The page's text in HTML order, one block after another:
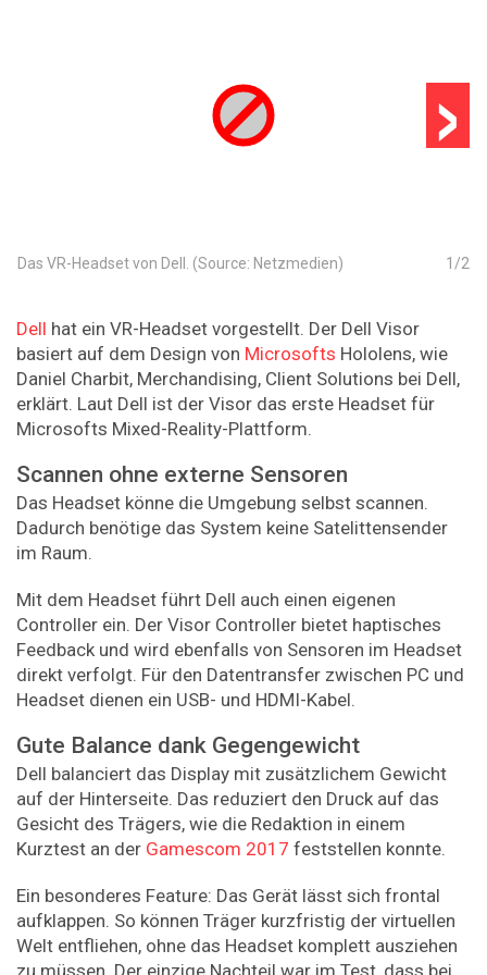
›
1 /2
Das VR-Headset von Dell. (Source: Netzmedien)
Dell hat ein VR-Headset vorgestellt. Der Dell Visor
basiert auf dem Design von Microsofts Hololens, wie
Daniel Charbit, Merchandising, Client Solutions bei Dell,
erklärt. Laut Dell ist der Visor das erste Headset für
Microsofts Mixed-Reality-Plattform.
Scannen ohne externe Sensoren
Das Headset könne die Umgebung selbst scannen.
Dadurch benötige das System keine Satelittensender
im Raum.
Mit dem Headset führt Dell auch einen eigenen
Controller ein. Der Visor Controller bietet haptisches
Feedback und wird ebenfalls von Sensoren im Headset
direkt verfolgt. Für den Datentransfer zwischen PC und
Headset dienen ein USB- und HDMI-Kabel.
Gute Balance dank Gegengewicht
Dell balanciert das Display mit zusätzlichem Gewicht
auf der Hinterseite. Das reduziert den Druck auf das
Gesicht des Trägers, wie die Redaktion in einem
Kurztest an der Gamescom 2017 feststellen konnte.
Ein besonderes Feature: Das Gerät lässt sich frontal
aufklappen. So können Träger kurzfristig der virtuellen
Welt entfliehen, ohne das Headset komplett ausziehen
zu müssen. Der einzige Nachteil war im Test, dass bei